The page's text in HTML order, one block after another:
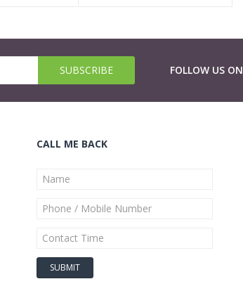
FOLLOW US ON
CALL ME BACK